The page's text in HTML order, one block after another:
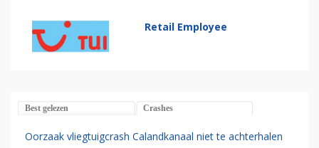
Retail Employee
Best gelezen Crashes
Oorzaak vliegtuigcrash Calandkanaal niet te achterhalen